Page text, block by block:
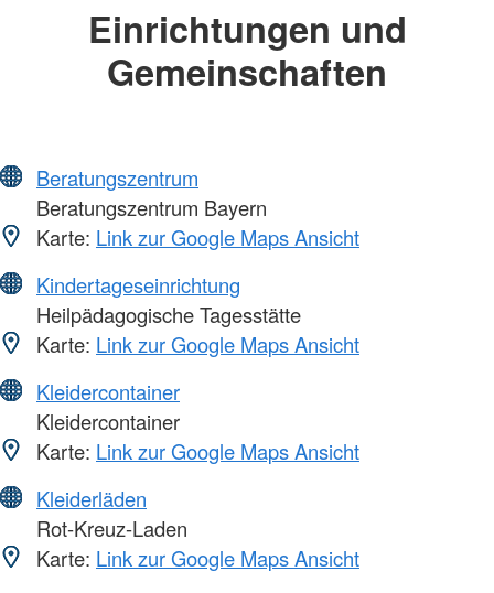
Einrichtungen und
Gemeinschaften
Beratungszentrum
Beratungszentrum Bayern
Karte: Link zur Google Maps Ansicht
Kindertageseinrichtung
Heilpädagogische Tagesstätte
Karte: Link zur Google Maps Ansicht
Kleidercontainer
Kleidercontainer
Karte: Link zur Google Maps Ansicht
Kleiderläden
Rot-Kreuz-Laden
Karte: Link zur Google Maps Ansicht